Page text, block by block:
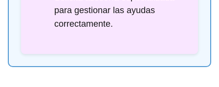
para gestionar las ayudas
correctamente.